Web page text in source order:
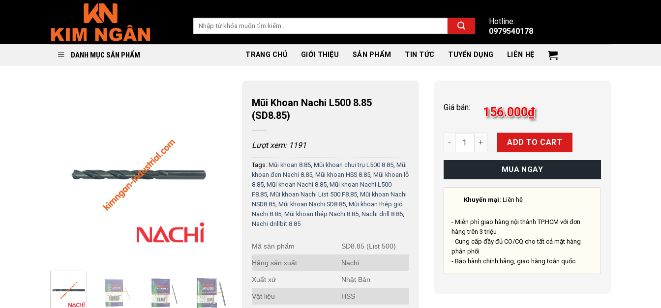
Search
Hotline:
0979540178
DANH MỤC SẢN PHẨM TRANG CHỦ GIỚI THIỆU SẢN PHẨM TIN TỨC TUYỂN DỤNG LIÊN HỆ
Mũi Khoan Nachi L500 8.85
(SD8.85)
Lượt xem: 1191
Tags: Mũi khoan 8.85, Mũi khoan chui trụ L500 8.85, Mũi
khoan đen Nachi 8.85, Mũi khoan HSS 8.85, Mũi khoan lỗ
8.85, Mũi khoan Nachi 8.85, Mũi khoan Nachi L500
F8.85, Mũi khoan Nachi List 500 F8.85, Mũi khoan Nachi
NSD8.85, Mũi khoan Nachi SD8.85, Mũi khoan thép gió
Nachi 8.85, Mũi khoan thép Nachi 8.85, Nachi drill 8.85,
Nachi drillbit 8.85
Mã sản phẩm SD8.85 (List 500)
Hãng sản xuất Nachi
Xuất xứ Nhật Bản
Vật liệu HSS
Giá bán: 156.000₫
Quantity ADD TO CART
MUA NGAY
Khuyến mại: Liên hệ
- Miễn phí giao hàng nội thành TP.HCM với đơn
hàng trên 3 triệu
- Cung cấp đầy đủ CO/CQ cho tất cả mặt hàng
phân phối
- Bảo hành chính hãng, giao hàng toàn quốc